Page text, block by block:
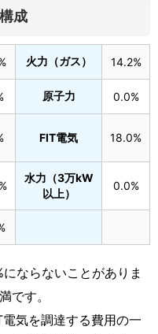
成
火力（ガス） 14.2%
原子力 0.0%
FIT電気 18.0%
水力（3万kW
以上）
0.0%
ならないことがありま
です。
気を調達する費⽤の⼀